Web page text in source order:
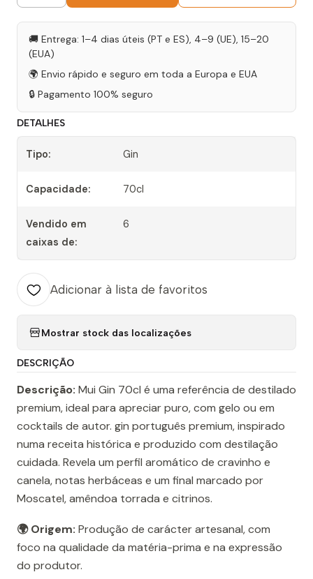
🚚 Entrega: 1–4 dias úteis (PT e ES), 4–9 (UE), 15–20
(EUA)
🌍 Envio rápido e seguro em toda a Europa e EUA
🔒 Pagamento 100% seguro
DETALHES
Tipo: Gin
Capacidade: 70cl
Vendido em
caixas de:
6
Adicionar à lista de favoritos
Mostrar stock das localizações
DESCRIÇÃO
Descrição: Mui Gin 70cl é uma referência de destilado
premium, ideal para apreciar puro, com gelo ou em
cocktails de autor. gin português premium, inspirado
numa receita histórica e produzido com destilação
cuidada. Revela um perfil aromático de cravinho e
canela, notas herbáceas e um final marcado por
Moscatel, amêndoa torrada e citrinos.
🌍 Origem: Produção de carácter artesanal, com
foco na qualidade da matéria-prima e na expressão
do produtor.